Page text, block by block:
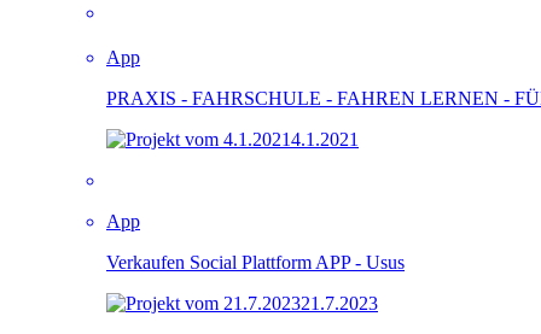
App
PRAXIS - FAHRSCHULE - FAHREN LERNEN -
4.1.2021
App
Verkaufen Social Plattform APP - Usus
21.7.2023